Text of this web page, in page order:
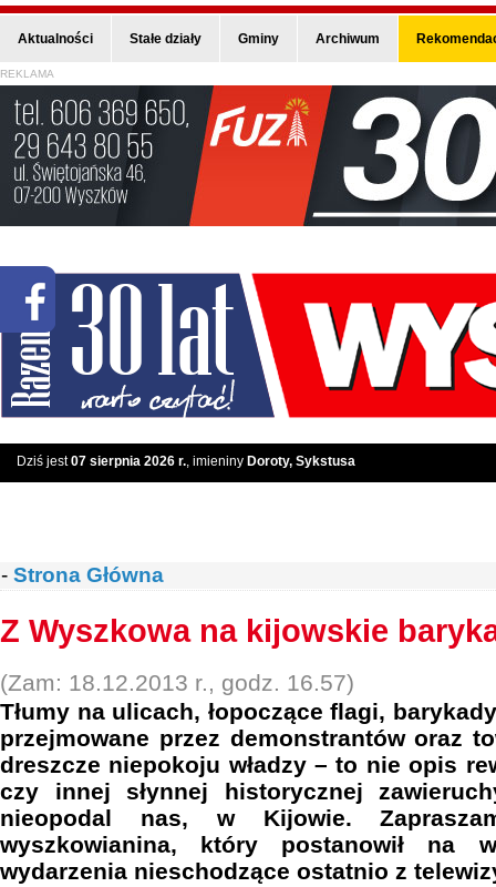
Aktualności Stałe działy Gminy Archiwum
REKLAMA
Dziś jest07 sierpnia 2026 r., imieniny Doroty, Sykstusa
- Strona Główna
Z Wyszkowa na kijowskie
(Zam: 18.12.2013 r., godz. 16.57)
Tłumy na ulicach, łopoczące flagi,
przejmowane przez demonstrantów oraz
dreszcze niepokoju władzy – to nie opis
czy innej słynnej historycznej
nieopodal nas, w Kijowie.
wyszkowianina, który postanowił na
wydarzenia nieschodzące ostatnio z